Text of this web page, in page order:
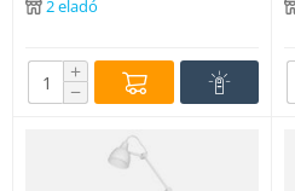
2 eladó
+
−